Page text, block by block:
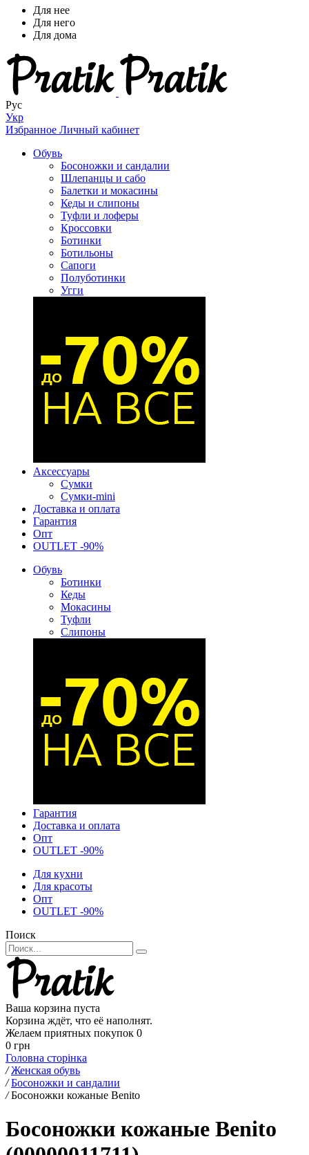
Для нее
Для него
Для дома
Рус
Укр
Избранное Личный кабинет
Обувь
Босоножки и сандалии
Шлепанцы и сабо
Балетки и мокасины
Кеды и слипоны
Туфли и лоферы
Кроссовки
Ботинки
Ботильоны
Сапоги
Полуботинки
Угги
Аксессуары
Сумки
Сумки-mini
Доставка и оплата
Гарантия
Опт
OUTLET -90%
Обувь
Ботинки
Кеды
Мокасины
Туфли
Слипоны
Гарантия
Доставка и оплата
Опт
OUTLET -90%
Для кухни
Для красоты
Опт
OUTLET -90%
Поиск
Ваша корзина пуста
Корзина ждёт, что её наполнят.
Желаем приятных покупок 0
0 грн
Головна сторінка
/ Женская обувь
/ Босоножки и сандалии
/ Босоножки кожаные Benito
Босоножки кожаные Benito